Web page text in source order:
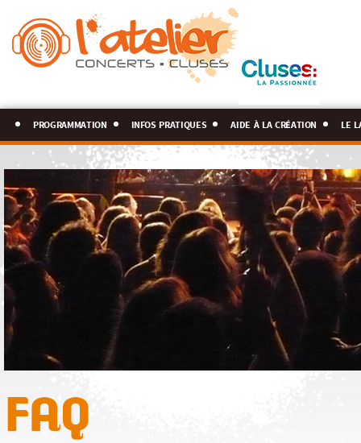
programmation infos pratiques aide à la création le
FAQ